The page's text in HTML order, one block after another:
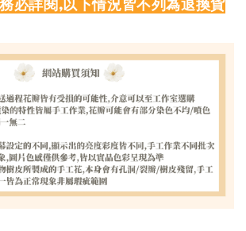
必詳閱,以下情況皆不列為退換貨